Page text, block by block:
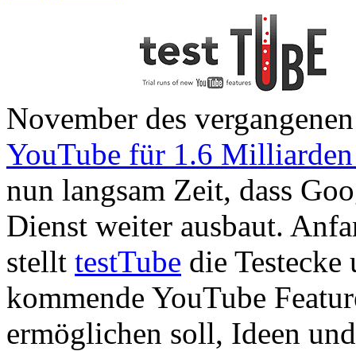
November des
YouTube für 1.6
nun langsam Zeit, dass
Dienst weiter ausbaut.
stellt testTube die
kommende YouTube
ermöglichen soll, Ideen